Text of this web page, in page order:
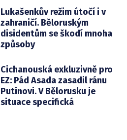
Lukašenkův režim útočí i v
zahraničí. Běloruským
disidentům se škodí mnoha
způsoby
Cichanouská exkluzivně pro
EZ: Pád Asada zasadil ránu
Putinovi. V Bělorusku je
situace specifická